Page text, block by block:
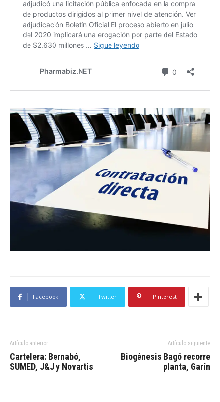
Facebook Twitter Pinterest
Artículo anterior
Cartelera: Bernabó,
SUMED, J&J y Novartis
Artículo siguiente
Biogénesis Bagó recorre
planta, Garín